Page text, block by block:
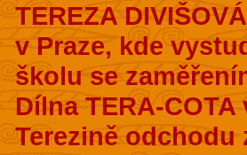
TEREZA
v Praze, kde
školu se
Dílna TERA-
Terezině odchodu